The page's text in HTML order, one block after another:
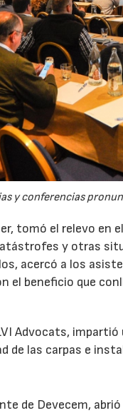
y conferencias
tomó el relevo
y otras
acercó a los
el beneficio que
Advocats,
de las carpas e
de Devecem,